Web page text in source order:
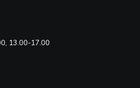
13.00-17.00